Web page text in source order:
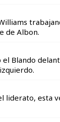
de Albon.
el Blando
liderato, esta